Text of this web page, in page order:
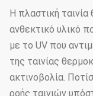
Η πλαστική
ανθεκτικό υλικό
με το UV που
της ταινίας
ακτινοβολία.
ροής ταινιών